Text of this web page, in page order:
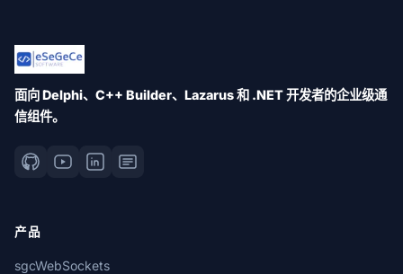
面向 Delphi、C++ Builder、Lazarus 和 .NET 开发者的企业级通
信组件。
产品
sgcWebSockets